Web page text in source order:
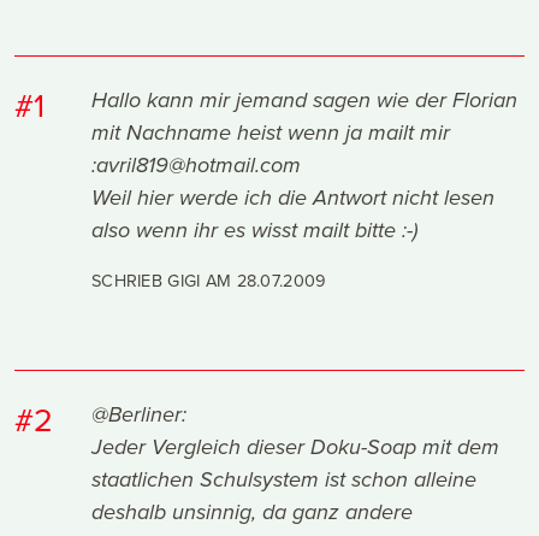
#1
Hallo kann mir jemand sagen wie der Florian
mit Nachname heist wenn ja mailt mir
:avril819@hotmail.com
Weil hier werde ich die Antwort nicht lesen
also wenn ihr es wisst mailt bitte :-)
SCHRIEB GIGI AM 28.07.2009
#2
@Berliner:
Jeder Vergleich dieser Doku-Soap mit dem
staatlichen Schulsystem ist schon alleine
deshalb unsinnig, da ganz andere